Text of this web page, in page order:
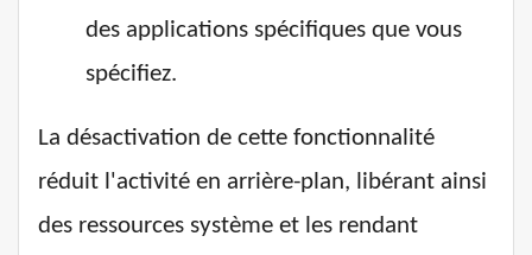
des applications spécifiques que vous
spécifiez.
La désactivation de cette fonctionnalité
réduit l'activité en arrière-plan, libérant ainsi
des ressources système et les rendant